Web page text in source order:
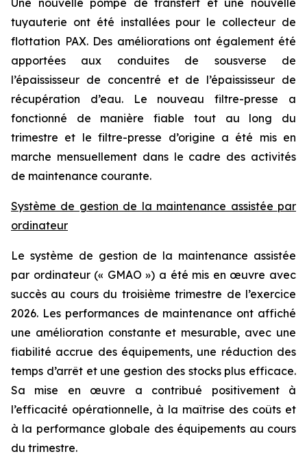
Une nouvelle pompe de transfert et une nouvelle
tuyauterie ont été installées pour le collecteur de
flottation PAX. Des améliorations ont également été
apportées aux conduites de sousverse de
l’épaississeur de concentré et de l’épaississeur de
récupération d’eau. Le nouveau filtre-presse a
fonctionné de manière fiable tout au long du
trimestre et le filtre-presse d’origine a été mis en
marche mensuellement dans le cadre des activités
de maintenance courante.
Système de gestion de la maintenance assistée par
ordinateur
Le système de gestion de la maintenance assistée
par ordinateur (« GMAO ») a été mis en œuvre avec
succès au cours du troisième trimestre de l’exercice
2026. Les performances de maintenance ont affiché
une amélioration constante et mesurable, avec une
fiabilité accrue des équipements, une réduction des
temps d’arrêt et une gestion des stocks plus efficace.
Sa mise en œuvre a contribué positivement à
l’efficacité opérationnelle, à la maîtrise des coûts et
à la performance globale des équipements au cours
du trimestre.